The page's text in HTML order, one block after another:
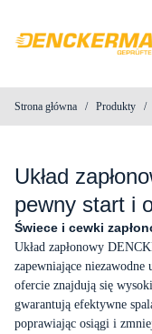
O nas
Produkty
Blog
Kontakt
Do pobrania
Strona główna / Produkty /
Układ
pewny start i
Świece i cewki
Układ zapłonowy
zapewniające
ofercie znajdują się
gwarantują efektywne
poprawiając osiągi i